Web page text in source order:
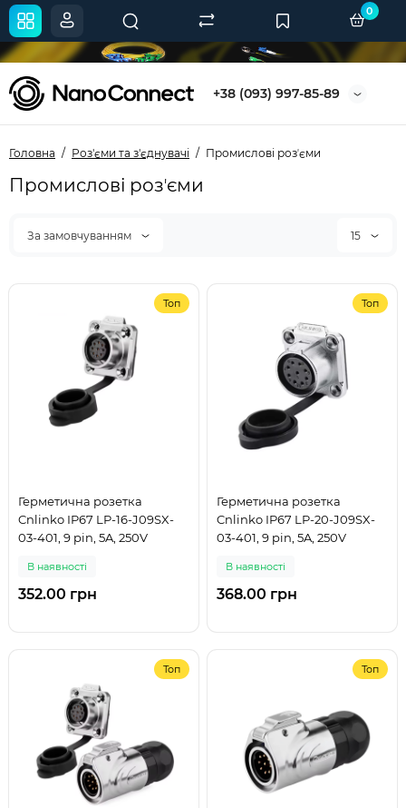
+38 (093) 997-85-89
0
Головна Роз'єми та з'єднувачі Промислові розʼєми
Промислові розʼєми
За замовчуванням 15
Топ
Герметична розетка
Cnlinko IP67 LP-16-J09SX-
03-401, 9 pin, 5A, 250V
В наявності
352.00 грн
Топ
Герметична розетка
Cnlinko IP67 LP-20-J09SX-
03-401, 9 pin, 5A, 250V
В наявності
368.00 грн
Топ Топ